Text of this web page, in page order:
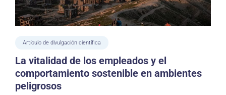
Artículo de divulgación científica
La vitalidad de los empleados y el
comportamiento sostenible en ambientes
peligrosos